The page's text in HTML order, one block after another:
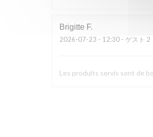
Brigitte F
2026-07-23 - 12:30 - ゲスト 2
Les produits servis sont de